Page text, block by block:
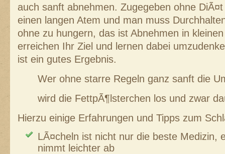
auch sanft abnehmen. Zugegeben ohne
einen langen Atem und man muss
ohne zu hungern, das ist Abnehmen in
erreichen Ihr Ziel und lernen dabei
ist ein gutes Ergebnis.
Wer ohne starre Regeln ganz sanft die
wird die FettpÃ¶lsterchen los und zwar
Hierzu einige Erfahrungen und Tipps zum
LÃ¤cheln ist nicht nur die beste Medizin,
nimmt leichter ab